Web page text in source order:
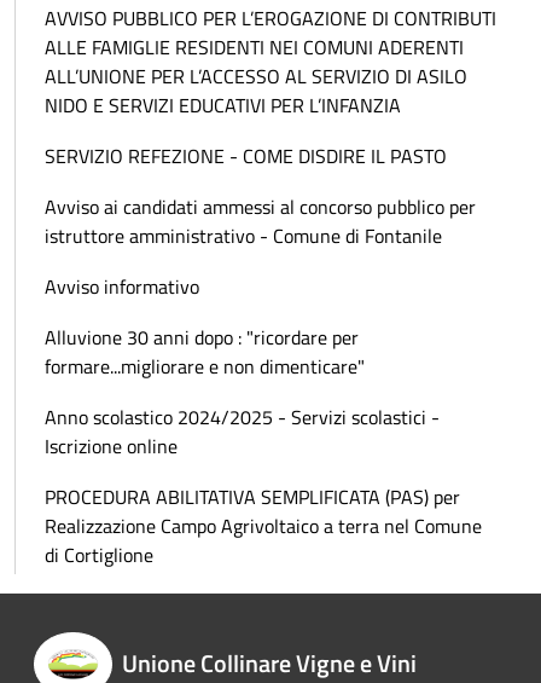
AVVISO PUBBLICO PER L’EROGAZIONE DI CONTRIBUTI
ALLE FAMIGLIE RESIDENTI NEI COMUNI ADERENTI
ALL’UNIONE PER L’ACCESSO AL SERVIZIO DI ASILO
NIDO E SERVIZI EDUCATIVI PER L’INFANZIA
SERVIZIO REFEZIONE - COME DISDIRE IL PASTO
Avviso ai candidati ammessi al concorso pubblico per
istruttore amministrativo - Comune di Fontanile
Avviso informativo
Alluvione 30 anni dopo : "ricordare per
formare...migliorare e non dimenticare"
Anno scolastico 2024/2025 - Servizi scolastici -
Iscrizione online
PROCEDURA ABILITATIVA SEMPLIFICATA (PAS) per
Realizzazione Campo Agrivoltaico a terra nel Comune
di Cortiglione
Unione Collinare Vigne e Vini